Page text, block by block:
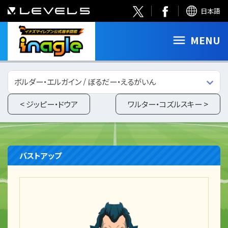
日本語
MENU
< ジッピー・ドウア
ボルダー・エルガイン / ぼるだー・えるがいん
ワルター・コズルスキー >
バストアップ